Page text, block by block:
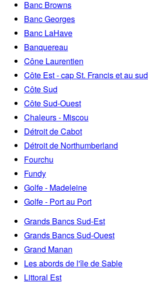
Banc Browns
Banc Georges
Banc LaHave
Banquereau
Cône Laurentien
Côte Est - cap St. Francis et au sud
Côte Sud
Côte Sud-Ouest
Chaleurs - Miscou
Détroit de Cabot
Détroit de Northumberland
Fourchu
Fundy
Golfe - Madeleine
Golfe - Port au Port
Grands Bancs Sud-Est
Grands Bancs Sud-Ouest
Grand Manan
Les abords de l'île de Sable
Littoral Est